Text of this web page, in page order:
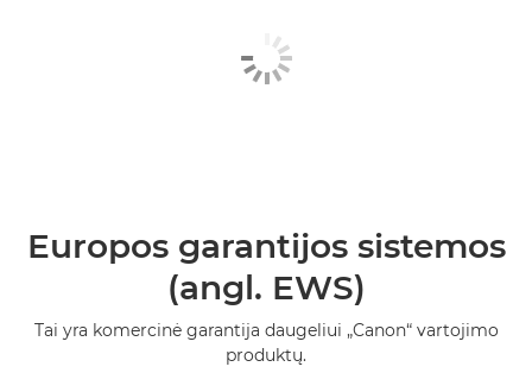
Europos garantijos sistemos
(angl. EWS)
Tai yra komercinė garantija daugeliui „Canon“ vartojimo
produktų.